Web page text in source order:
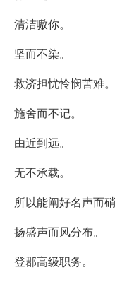
清洁嗷你。
坚而不染。
救济担忧怜悯苦难。
施舍而不记。
由近到远。
无不承载。
所以能阐好名声而硝
扬盛声而风分布。
登郡高级职务。